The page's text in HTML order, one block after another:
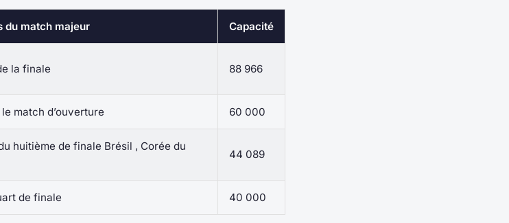
du match majeur Capacité
la finale 88 966
match d’ouverture 60 000
huitième de finale Brésil , Corée du
44 089
de finale 40 000